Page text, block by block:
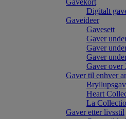
Gavekort
Digitalt
Gaveideer
Gavesett
Gaver
Gaver
Gaver
Gaver over
Gaver til enhver
Heart
La
Gaver etter livsstil